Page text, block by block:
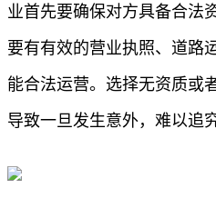
业首先要确保对方具备合法
要有有效的营业执照、道路
能合法运营。选择无资质或
导致一旦发生意外，难以追